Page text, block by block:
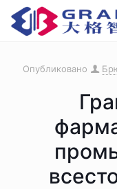
Опубликовано